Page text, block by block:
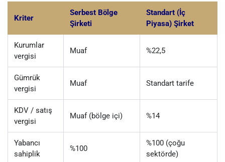
Kriter
Serbest Bölge
Şirketi
Standart (İç
Piyasa) Şirket
Kurumlar
vergisi
Muaf %22,5
Gümrük
vergisi
Muaf Standart tarife
KDV / satış
vergisi
Muaf (bölge içi) %14
Yabancı
sahiplik
%100
%100 (çoğu
sektörde)